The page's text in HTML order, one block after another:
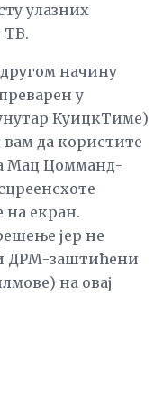
улазних
ТВ.
начину
у
КуицкТиме)
вам да користите
Мац Цомманд-
на екран.
јер не
ДРМ-заштићени
на овај